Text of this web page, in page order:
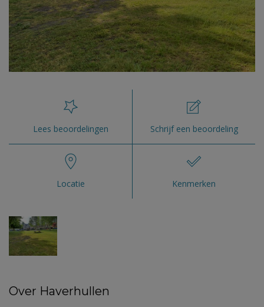
Lees beoordelingen Schrijf een beoordeling
Locatie Kenmerken
Over Haverhullen